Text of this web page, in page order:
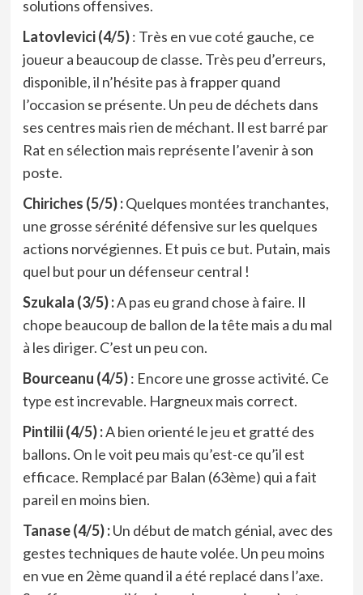
solutions offensives.
Latovlevici (4/5): Très en vue coté gauche, ce
joueur a beaucoup de classe. Très peu d’erreurs,
disponible, il n’hésite pas à frapper quand
l’occasion se présente. Un peu de déchets dans
ses centres mais rien de méchant. Il est barré par
Rat en sélection mais représente l’avenir à son
poste.
Chiriches (5/5) :Quelques montées tranchantes,
une grosse sérénité défensive sur les quelques
actions norvégiennes. Et puis ce but. Putain, mais
quel but pour un défenseur central !
Szukala (3/5) :A pas eu grand chose à faire. Il
chope beaucoup de ballon de la tête mais a du mal
à les diriger. C’est un peu con.
Bourceanu (4/5): Encore une grosse activité. Ce
type est increvable. Hargneux mais correct.
Pintilii (4/5) :A bien orienté le jeu et gratté des
ballons. On le voit peu mais qu’est-ce qu’il est
efficace. Remplacé par Balan (63ème) qui a fait
pareil en moins bien.
Tanase (4/5) :Un début de match génial, avec des
gestes techniques de haute volée. Un peu moins
en vue en 2ème quand il a été replacé dans l’axe.